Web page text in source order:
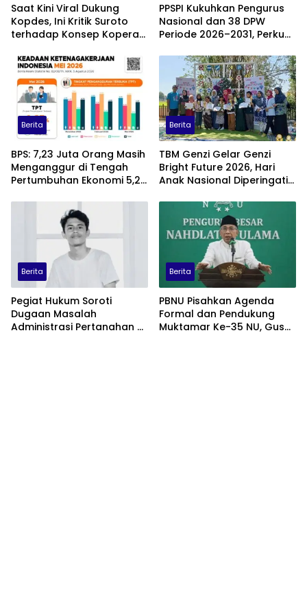
Saat Kini Viral Dukung
Kopdes, Ini Kritik Suroto
terhadap Konsep Koperasi
PPSPI Kukuhkan Pengurus
Nasional dan 38 DPW
Periode 2026–2031, Perkuat
Publik
Berita
BPS: 7,23 Juta Orang Masih
Menganggur di Tengah
Pertumbuhan Ekonomi 5,29
Berita
TBM Genzi Gelar Genzi
Bright Future 2026, Hari
Anak Nasional Diperingati
Tembang Dolanan
Berita
Pegiat Hukum Soroti
Dugaan Masalah
Administrasi Pertanahan di
Berita
PBNU Pisahkan Agenda
Formal dan Pendukung
Muktamar Ke-35 NU, Gus